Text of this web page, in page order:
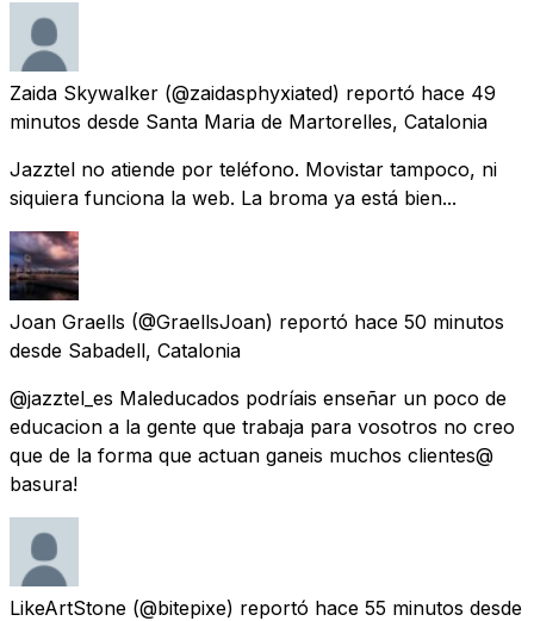
Zaida Skywalker (@zaidasphyxiated) reportó hace 49
minutos desde Santa Maria de Martorelles, Catalonia
Jazztel no atiende por teléfono. Movistar tampoco, ni
siquiera funciona la web. La broma ya está bien...
Joan Graells (@GraellsJoan) reportó hace 50 minutos
desde Sabadell, Catalonia
@jazztel_es Maleducados podríais enseñar un poco de
educacion a la gente que trabaja para vosotros no creo
que de la forma que actuan ganeis muchos clientes@
basura!
LikeArtStone (@bitepixe) reportó hace 55 minutos desde